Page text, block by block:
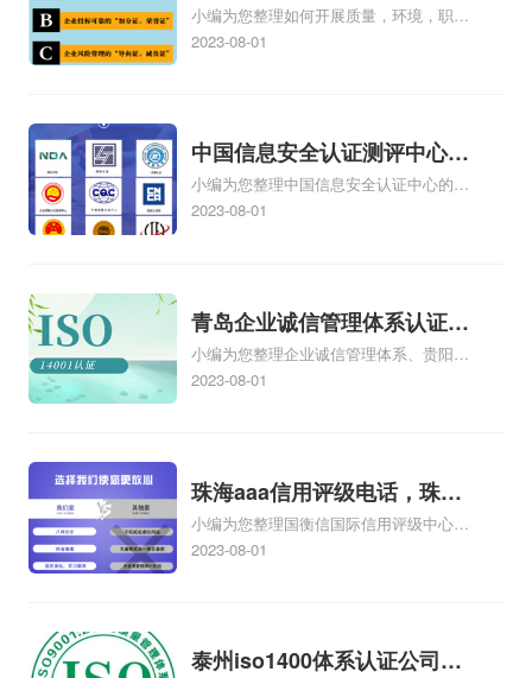
质量管理体系五大过程培训
小编为您整理如何开展质量，环境，职业
健康安全管理体系培训、营销部如何开展
作.ppt相关iso体系认证知识，详情可查看
下方正文！
2023-08-01
中国信息安全认证测评中心，
信息安全测评认证中心
小编为您整理中国信息安全认证中心的机
构简介、戴尔有没有国家信息安全测评信
全认证中心颁发的信息安全服务资质认证
如何办理、第三方安全测评cma测评机构
为什么这么贵相关iso体系认证知识，详情
可查看下方正文！
2023-08-01
青岛企业诚信管理体系认证，
青岛诚信企业证书
小编为您整理企业诚信管理体系、贵阳企
业诚信管理体系认证怎么样、企业诚信管
情可查看下方正文！
2023-08-01
珠海aaa信用评级电话，珠海
aaa信用评级
小编为您整理国衡信国际信用评级中心
AAA信用评级是什么，AAA信用评级专业
证知识，详情可查看下方正文！
2023-08-01
泰州iso1400体系认证公司，